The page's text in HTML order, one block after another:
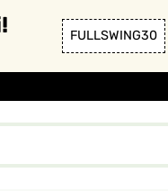
FULLSWING30